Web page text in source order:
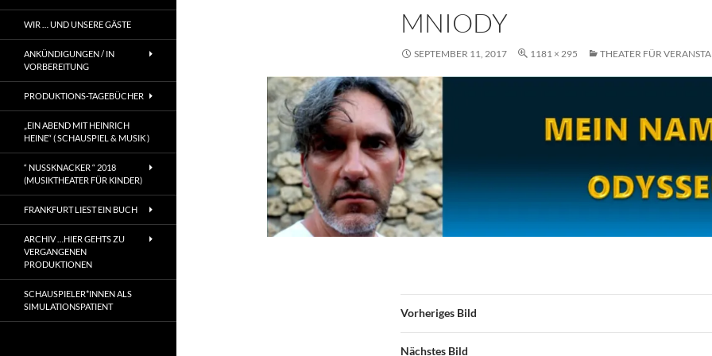
MNIODY
SEPTEMBER 11, 2017 1181 × 295 THEATER FÜR
Vorheriges Bild
Nächstes Bild
WIR … UND UNSERE GÄSTE
ANKÜNDIGUNGEN / IN
VORBEREITUNG
PRODUKTIONS-TAGEBÜCHER
„EIN ABEND MIT HEINRICH
HEINE“ ( SCHAUSPIEL & MUSIK )
“ NUSSKNACKER “ 2018
(MUSIKTHEATER FÜR KINDER)
FRANKFURT LIEST EIN BUCH
ARCHIV …HIER GEHTS ZU
VERGANGENEN
PRODUKTIONEN
SCHAUSPIELER*INNEN ALS
SIMULATIONSPATIENT